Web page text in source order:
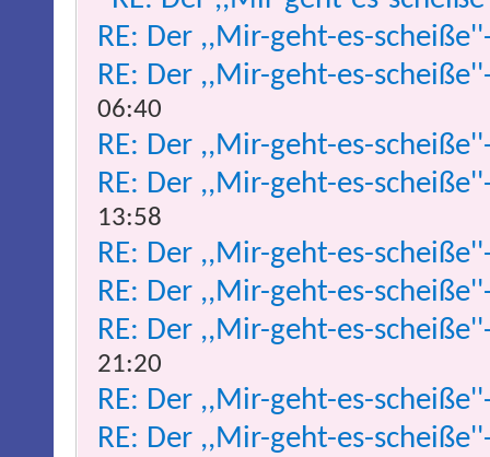
RE: Der ,,Mir-geht-es-
RE: Der ,,Mir-geht-es-
06:40
RE: Der ,,Mir-geht-es-
RE: Der ,,Mir-geht-es-
13:58
RE: Der ,,Mir-geht-es-
RE: Der ,,Mir-geht-es-
RE: Der ,,Mir-geht-es-
21:20
RE: Der ,,Mir-geht-es-
RE: Der ,,Mir-geht-es-